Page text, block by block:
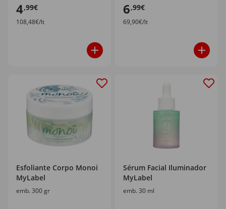
4,99€
108,48€/lt
6,99€
69,90€/lt
Esfoliante Corpo Monoi
MyLabel
emb. 300 gr
Sérum Facial Iluminador
MyLabel
emb. 30 ml